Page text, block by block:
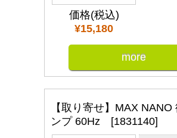
価格(税込)
¥15,180
more
【取り寄せ】MAX NANO
ンプ 60Hz [1831140]